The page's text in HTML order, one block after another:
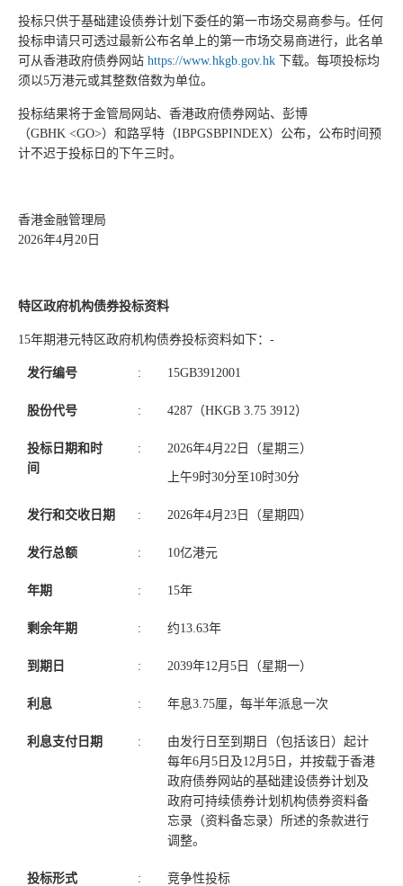
投标只供于基础建设债券计划下委任的第一市场交易商参与。任何
投标申请只可透过最新公布名单上的第一市场交易商进行，此名单
可从香港政府债券网站 https://www.hkgb.gov.hk 下载。每项投标均
须以5万港元或其整数倍数为单位。
投标结果将于金管局网站、香港政府债券网站、彭博
（GBHK <GO>）和路孚特（IBPGSBPINDEX）公布，公布时间预
计不迟于投标日的下午三时。
香港金融管理局
2026年4月20日
特区政府机构债券投标资料
15年期港元特区政府机构债券投标资料如下：-
发行编号 : 15GB3912001
股份代号 : 4287（HKGB 3.75 3912）
投标日期和时
间
: 2026年4月22日（星期三）
上午9时30分至10时30分
发行和交收日期 : 2026年4月23日（星期四）
发行总额 : 10亿港元
年期 : 15年
剩余年期 : 约13.63年
到期日 : 2039年12月5日（星期一）
利息 : 年息3.75厘，每半年派息一次
利息支付日期 :
由发行日至到期日（包括该日）起计
每年6月5日及12月5日，并按载于香港
政府债券网站的基础建设债券计划及
政府可持续债券计划机构债券资料备
忘录（资料备忘录）所述的条款进行
调整。
投标形式 : 竞争性投标